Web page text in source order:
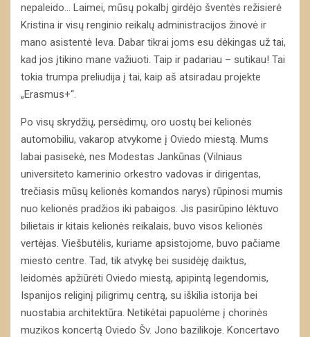
nepaleido… Laimei, mūsų pokalbį girdėjo šventės režisierė
Kristina ir visų renginio reikalų administracijos žinovė ir
mano asistentė Ieva. Dabar tikrai joms esu dėkingas už tai,
kad jos įtikino mane važiuoti. Taip ir padariau – sutikau! Tai
tokia trumpa preliudija į tai, kaip aš atsiradau projekte
„Erasmus+“.
Po visų skrydžių, persėdimų, oro uostų bei kelionės
automobiliu, vakarop atvykome į Oviedo miestą. Mums
labai pasisekė, nes Modestas Jankūnas (Vilniaus
universiteto kamerinio orkestro vadovas ir dirigentas,
trečiasis mūsų kelionės komandos narys) rūpinosi mumis
nuo kelionės pradžios iki pabaigos. Jis pasirūpino lėktuvo
bilietais ir kitais kelionės reikalais, buvo visos kelionės
vertėjas. Viešbutėlis, kuriame apsistojome, buvo pačiame
miesto centre. Tad, tik atvykę bei susidėję daiktus,
leidomės apžiūrėti Oviedo miestą, apipintą legendomis,
Ispanijos religinį piligrimų centrą, su iškilia istorija bei
nuostabia architektūra. Netikėtai papuolėme į chorinės
muzikos koncertą Oviedo Šv. Jono bazilikoje. Koncertavo